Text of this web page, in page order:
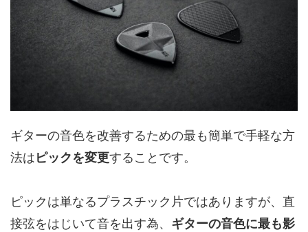
ギターの音色を改善するための最も簡単で手軽な方
法はピックを変更することです。
ピックは単なるプラスチック片ではありますが、直
接弦をはじいて音を出す為、 ギターの音色に最も影